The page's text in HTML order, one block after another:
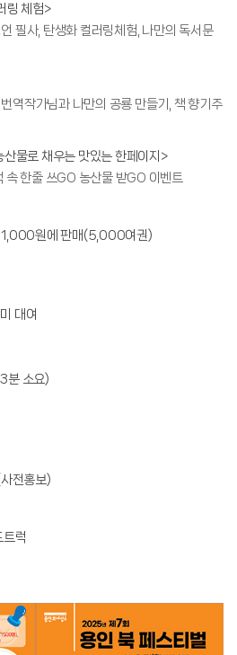
링 체험>
필사, 탄생화 컬러링체험, 나만의 독서문
역작가님과 나만의 공룡 만들기, 책 향기주
물로 채우는 맛있는 한페이지>
속 한줄 쓰GO 농산물 받GO 이벤트
1,000원에 판매(5,000여권)
대여
분 소요)
전홍보)
트럭